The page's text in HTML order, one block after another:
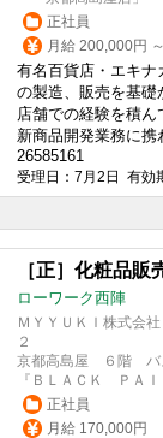
正社員
月給 200,000円
有名百貨店・エキナ
の製造、販売を基礎
店舗での経験を積ん
新商品開発業務に
26585161
受理日：7月2日 有効
［正］化粧品
ローワーク西陣
ＭＹＹＵＫＩ株式会
２
京都高島屋 ６階 バ
『ＢＬＡＣＫ ＰＡＩ
正社員
月給 170,000円